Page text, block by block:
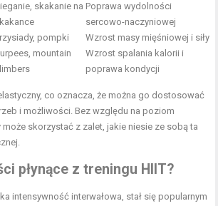
skakanie na Poprawa wydolności
sercowo-naczyniowej
pompki
Wzrost masy mięśniowej i siły
mountain
Wzrost spalania kalorii i
poprawa kondycji
co oznacza, że można go dostosować
i możliwości. Bez względu na poziom
skorzystać z zalet, jakie niesie ze sobą ta
płynące z treningu HIIT?
intensywność interwałowa, stał się popularnym